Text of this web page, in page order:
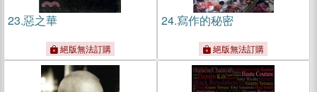
23.惡之華
絕版無法訂購
24.寫作的秘密
絕版無法訂購